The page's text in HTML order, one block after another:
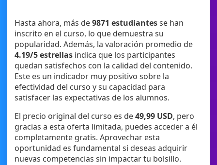
Hasta ahora, más de9871 estudiantesse han
inscrito en el curso, lo que demuestra su
popularidad. Además, la valoración promedio de
4.19/5 estrellas indica que los participantes
quedan satisfechos con la calidad del contenido.
Este es un indicador muy positivo sobre la
efectividad del curso y su capacidad para
satisfacer las expectativas de los alumnos.
El precio original del curso es de49,99 USD, pero
gracias a esta oferta limitada, puedes acceder a él
completamente gratis. Aprovechar esta
oportunidad es fundamental si deseas adquirir
nuevas competencias sin impactar tu bolsillo.